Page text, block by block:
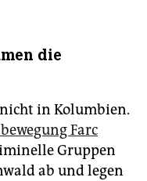
die
in Kolumbien.
Farc
Gruppen
ab und legen